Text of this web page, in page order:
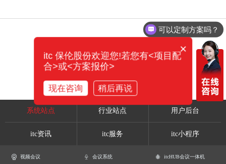
系统站点 行业站点 用户后台
itc资讯 itc服务 itc小程序
视频会议 会议系统
itcHUB会议一体机
可以定制方案吗？
×
itc 保伦股份欢迎您!若您有<项目配
合>或<方案报价>
现在咨询 稍后再说